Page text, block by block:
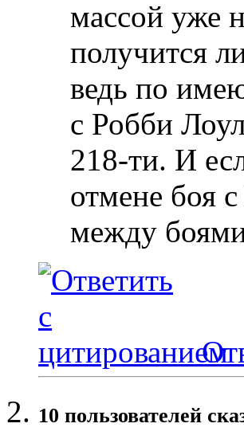
массой уже
получится
ведь по
с Робби
218-ти. И
отмене боя
между
10 пользователей